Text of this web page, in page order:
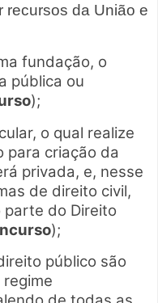
recursos da União e
fundação, o
pública ou
);
o qual realize
para criação da
privada, e, nesse
de direito civil,
do Direito
);
público são